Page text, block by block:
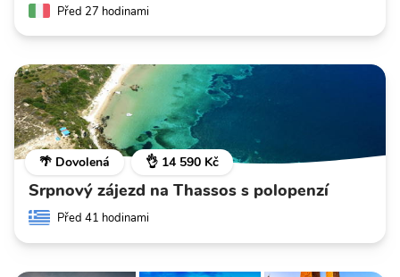
Před 27 hodinami
🌴 Dovolená 👌 14 590 Kč
Srpnový zájezd na Thassos s polopenzí
Před 41 hodinami